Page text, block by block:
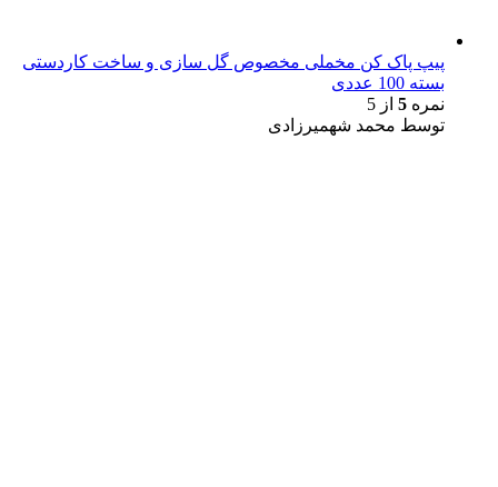
پیپ پاک کن مخملی مخصوص گل سازی و ساخت کاردستی
بسته 100 عددی
نمره 5 از 5
توسط محمد شهمیرزادی